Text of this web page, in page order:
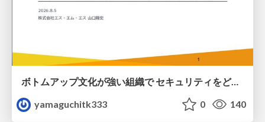
ボトムアップ文化が強い組織で セキュリティをどう根付かせていくかの現在進行形の話 / Making Security Stick in a Bottom-Up Organization
yamaguchitk333
0 140